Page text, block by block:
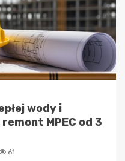
wody i
MPEC od 3
61